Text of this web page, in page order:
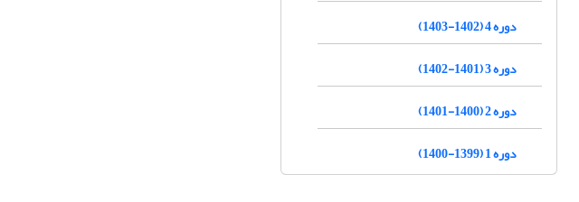
دوره 4 (1402-1403)
دوره 3 (1401-1402)
دوره 2 (1400-1401)
دوره 1 (1399-1400)